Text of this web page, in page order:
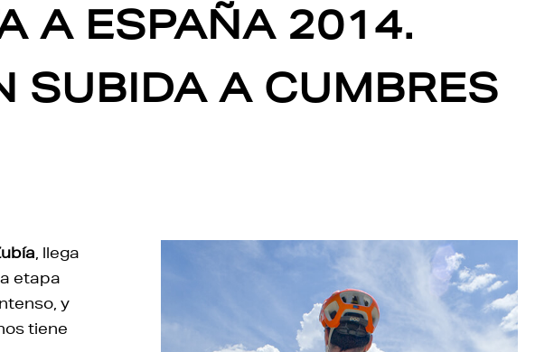
A ESPAÑA 2014.
SUBIDA A CUMBRES
, llega
etapa
y
tiene